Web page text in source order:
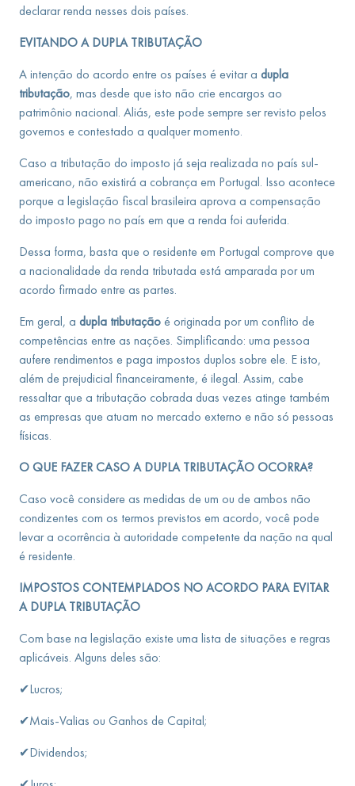
declarar renda nesses dois países.
EVITANDO A DUPLA TRIBUTAÇÃO
A intenção do acordo entre os países é evitar a dupla
tributação, mas desde que isto não crie encargos ao
patrimônio nacional. Aliás, este pode sempre ser revisto pelos
governos e contestado a qualquer momento.
Caso a tributação do imposto já seja realizada no país sul-
americano, não existirá a cobrança em Portugal. Isso acontece
porque a legislação fiscal brasileira aprova a compensação
do imposto pago no país em que a renda foi auferida.
Dessa forma, basta que o residente em Portugal comprove que
a nacionalidade da renda tributada está amparada por um
acordo firmado entre as partes.
Em geral, a dupla tributação é originada por um conflito de
competências entre as nações. Simplificando: uma pessoa
aufere rendimentos e paga impostos duplos sobre ele. E isto,
além de prejudicial financeiramente, é ilegal. Assim, cabe
ressaltar que a tributação cobrada duas vezes atinge também
as empresas que atuam no mercado externo e não só pessoas
físicas.
O QUE FAZER CASO A DUPLA TRIBUTAÇÃO OCORRA?
Caso você considere as medidas de um ou de ambos não
condizentes com os termos previstos em acordo, você pode
levar a ocorrência à autoridade competente da nação na qual
é residente.
IMPOSTOS CONTEMPLADOS NO ACORDO PARA EVITAR
A DUPLA TRIBUTAÇÃO
Com base na legislação existe uma lista de situações e regras
aplicáveis. Alguns deles são:
✔Lucros;
✔Mais-Valias ou Ganhos de Capital;
✔Dividendos;